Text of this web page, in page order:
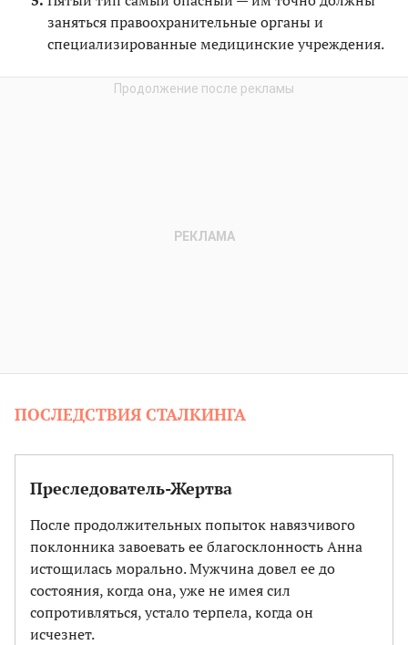
заняться правоохранительные органы и
специализированные медицинские учреждения.
ПОСЛЕДСТВИЯ СТАЛКИНГА
Преследователь-Жертва
После продолжительных попыток навязчивого
поклонника завоевать ее благосклонность Анна
истощилась морально. Мужчина довел ее до
состояния, когда она, уже не имея сил
сопротивляться, устало терпела, когда он
исчезнет.